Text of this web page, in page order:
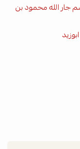
جار الله محمود بن